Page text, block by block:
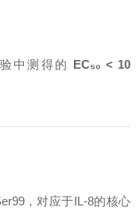
中测得的 EC₅₀ < 10
，对应于IL-8的核心